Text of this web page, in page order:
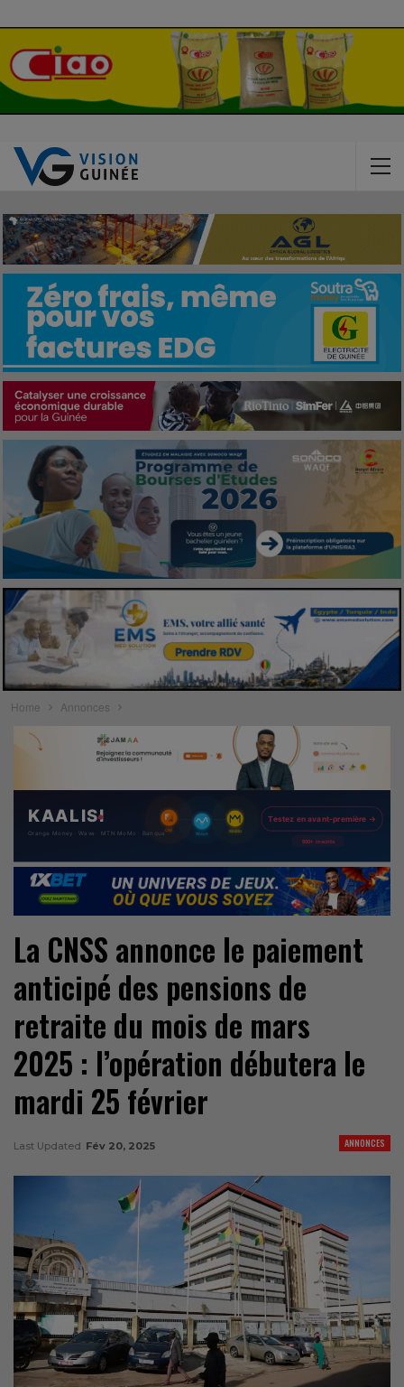
Home Annonces
La CNSS annonce le paiement
anticipé des pensions de
retraite du mois de mars
2025 : l’opération débutera le
mardi 25 février
ANNONCES
Last Updated Fév 20, 2025